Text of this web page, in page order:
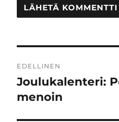
selaus
EDELLINEN
Edellinen
artikkeli:
Joulukalenteri:
menoin